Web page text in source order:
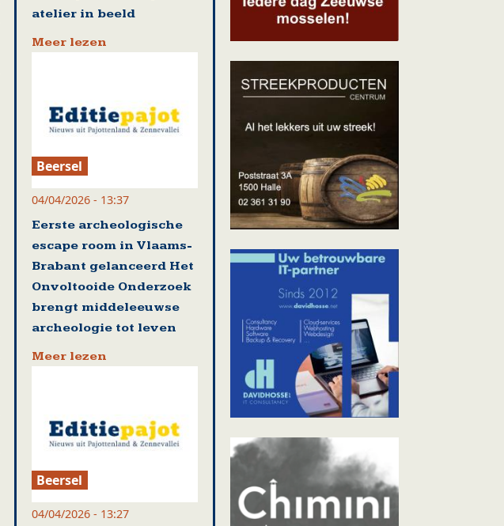
atelier in beeld
Meer lezen
Beersel
04/04/2026 - 13:37
Eerste archeologische
escape room in Vlaams-
Brabant gelanceerd Het
Onvoltooide Onderzoek
brengt middeleeuwse
archeologie tot leven
Meer lezen
Beersel
04/04/2026 - 13:27